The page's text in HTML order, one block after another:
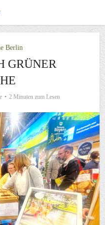
Berlin
GRÜNER
2 Minuten zum Lesen